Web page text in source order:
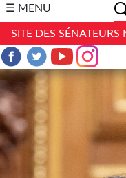
☰ MENU
SITE DES